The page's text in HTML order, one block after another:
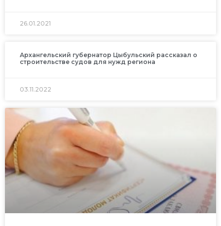
26.01.2021
Архангельский губернатор Цыбульский рассказал о
строительстве судов для нужд региона
03.11.2022